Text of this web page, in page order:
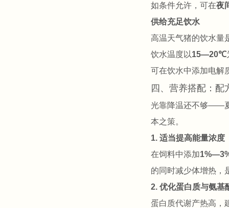
如条件允许，可在夜
供给充足饮水
高温天气猪的饮水量
饮水温度以15—20℃
可在饮水中添加电解
四、营养搭配：配
光靠降温还不够——
本之策。
1. 适当提高能量浓度
在饲料中添加
的同时减少体增热，
2. 优化蛋白质与氨基
蛋白质代谢产热高，